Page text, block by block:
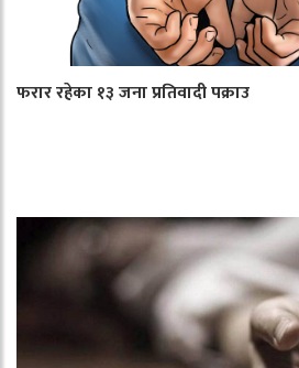
फरार रहेका १३ जना प्रतिवादी पक्राउ